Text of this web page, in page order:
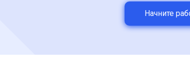
Начните